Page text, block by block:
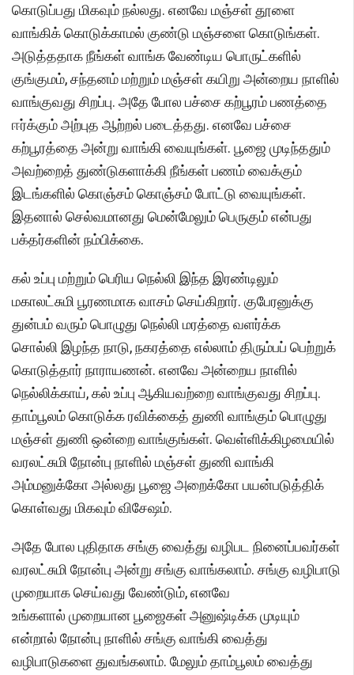
கொடுப்பது மிகவும் நல்லது. எனவே மஞ்சள் தூளை
வாங்கிக் கொடுக்காமல் குண்டு மஞ்சளை கொடுங்கள்.
அடுத்ததாக நீங்கள் வாங்க வேண்டிய பொருட்களில்
குங்குமம், சந்தனம் மற்றும் மஞ்சள் கயிறு அன்றைய நாளில்
வாங்குவது சிறப்பு. அதே போல பச்சை கற்பூரம் பணத்தை
ஈர்க்கும் அற்புத ஆற்றல் படைத்தது. எனவே பச்சை
கற்பூரத்தை அன்று வாங்கி வையுங்கள். பூஜை முடிந்ததும்
அவற்றைத் துண்டுகளாக்கி நீங்கள் பணம் வைக்கும்
இடங்களில் கொஞ்சம் கொஞ்சம் போட்டு வையுங்கள்.
இதனால் செல்வமானது மென்மேலும் பெருகும் என்பது
பக்தர்களின் நம்பிக்கை.
கல் உப்பு மற்றும் பெரிய நெல்லி இந்த இரண்டிலும்
மகாலட்சுமி பூரணமாக வாசம் செய்கிறார். குபேரனுக்கு
துன்பம் வரும் பொழுது நெல்லி மரத்தை வளர்க்க
சொல்லி இழந்த நாடு, நகரத்தை எல்லாம் திரும்பப் பெற்றுக்
கொடுத்தார் நாராயணன். எனவே அன்றைய நாளில்
நெல்லிக்காய், கல் உப்பு ஆகியவற்றை வாங்குவது சிறப்பு.
தாம்பூலம் கொடுக்க ரவிக்கைத் துணி வாங்கும் பொழுது
மஞ்சள் துணி ஒன்றை வாங்குங்கள். வெள்ளிக்கிழமையில்
வரலட்சுமி நோன்பு நாளில் மஞ்சள் துணி வாங்கி
அம்மனுக்கோ அல்லது பூஜை அறைக்கோ பயன்படுத்திக்
கொள்வது மிகவும் விசேஷம்.
அதே போல புதிதாக சங்கு வைத்து வழிபட நினைப்பவர்கள்
வரலட்சுமி நோன்பு அன்று சங்கு வாங்கலாம். சங்கு வழிபாடு
முறையாக செய்வது வேண்டும், எனவே
உங்களால் முறையான பூஜைகள் அனுஷ்டிக்க முடியும்
என்றால் நோன்பு நாளில் சங்கு வாங்கி வைத்து
வழிபாடுகளை துவங்கலாம். மேலும் தாம்பூலம் வைத்து